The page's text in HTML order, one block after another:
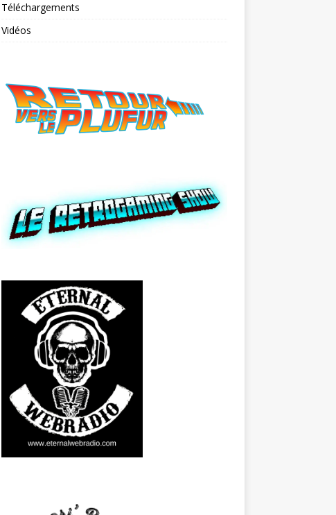
Téléchargements
Vidéos